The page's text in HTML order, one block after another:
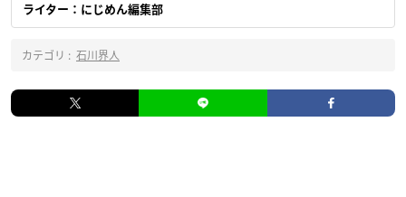
ライター：にじめん編集部
カテゴリ : 石川界人